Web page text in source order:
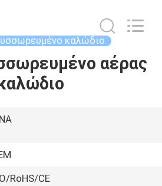
καλώδιο
αέρας
RoHS/CE